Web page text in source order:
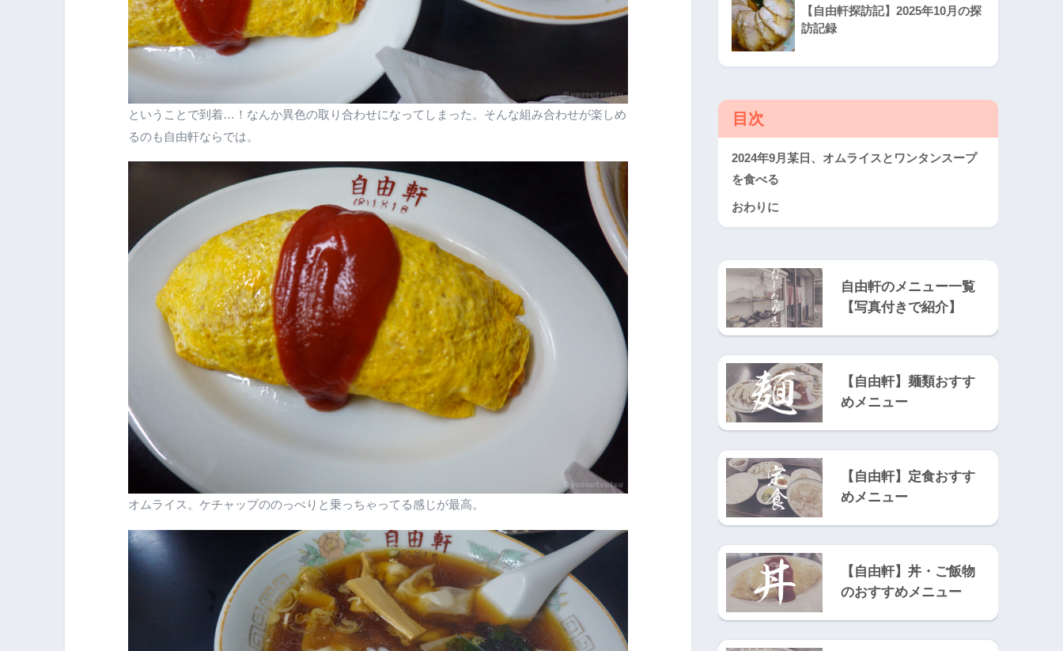
ということで到着…！なんか異色の取り合わせになってしまった。そんな組み合わせが楽しめ
るのも自由軒ならでは。
オムライス。ケチャップののっぺりと乗っちゃってる感じが最高。
【自由軒探訪記】2025年10月の探
訪記録
目次
2024年9月某日、オムライスとワンタンスープ
を食べる
おわりに
自由軒のメニュー一覧
【写真付きで紹介】
【自由軒】麺類おすす
めメニュー
【自由軒】定食おすす
めメニュー
【自由軒】丼・ご飯物
のおすすめメニュー